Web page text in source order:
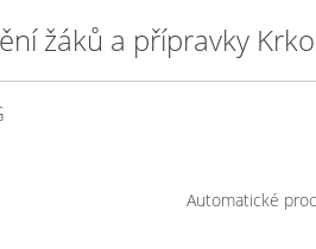
žáků a přípravky
Automatické